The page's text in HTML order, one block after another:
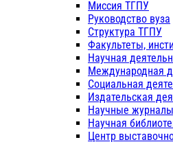
Миссия ТГПУ
Руководство вуза
Структура ТГПУ
Факультеты,
Научная
Международная
Социальная
Издательская
Научные
Научная
Центр